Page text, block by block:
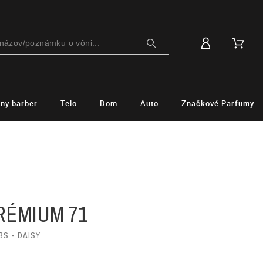
barber Telo Dom Auto Značkové Parfumy
71
- DAISY